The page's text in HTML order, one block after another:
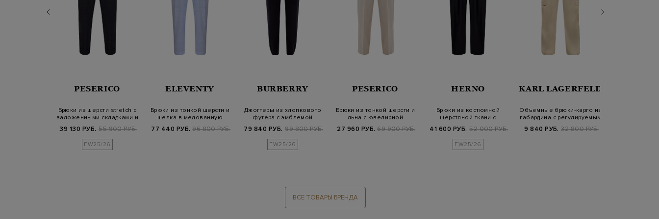
PESERICO
Брюки из шерсти stretch с
заложенными складками и
39 130 РУБ. 55 900 РУБ.
FW25/26
ELEVENTY
Брюки из тонкой шерсти и
шелка в мелованную
77 440 РУБ. 96 800 РУБ.
BURBERRY
Джоггеры из хлопкового
футера с эмблемой
79 840 РУБ. 99 800 РУБ.
FW25/26
PESERICO
Брюки из тонкой шерсти и
льна с ювелирной
27 960 РУБ. 69 900 РУБ.
HERNO
Брюки из костюмной
шерстяной ткани с
41 600 РУБ. 52 000 РУБ.
FW25/26
KARL LAGERFELD
Объемные брюки-карго из
габардина с регулируемым
9 840 РУБ. 32 800 РУБ.
ВСЕ ТОВАРЫ БРЕНДА